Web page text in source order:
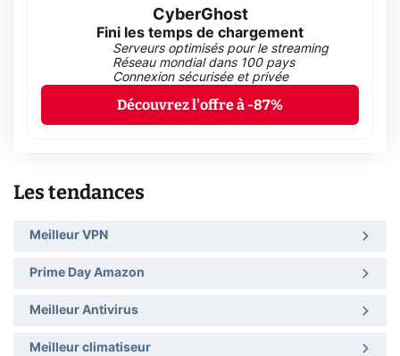
CyberGhost
Fini les temps de chargement
Serveurs optimisés pour le streaming
Réseau mondial dans 100 pays
Connexion sécurisée et privée
Découvrez l'offre à -87%
Les tendances
Meilleur VPN
Prime Day Amazon
Meilleur Antivirus
Meilleur climatiseur